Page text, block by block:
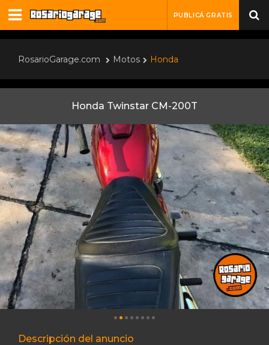
PUBLICÁ GRATIS
RosarioGarage.com Motos Honda
Honda Twinstar CM-200T
Descripción del anuncio